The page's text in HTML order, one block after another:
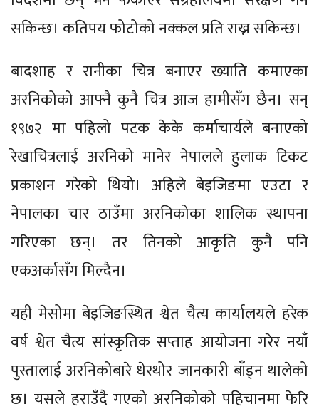
सकिन्छ। कतिपय फोटोको नक्कल प्रति राख्न सकिन्छ।
बादशाह र रानीका चित्र बनाएर ख्याति कमाएका
अरनिकोको आफ्नै कुनै चित्र आज हामीसँग छैन। सन्
१९७२ मा पहिलो पटक केके कर्माचार्यले बनाएको
रेखाचित्रलाई अरनिको मानेर नेपालले हुलाक टिकट
प्रकाशन गरेको थियो। अहिले बेइजिङमा एउटा र
नेपालका चार ठाउँमा अरनिकोका शालिक स्थापना
गरिएका छन्। तर तिनको आकृति कुनै पनि
एकअर्कासँग मिल्दैन।
यही मेसोमा बेइजिङस्थित श्वेत चैत्य कार्यालयले हरेक
वर्ष श्वेत चैत्य सांस्कृतिक सप्ताह आयोजना गरेर नयाँ
पुस्तालाई अरनिकोबारे धेरथोर जानकारी बाँड्न थालेको
छ। यसले हराउँदै गएको अरनिकोको पहिचानमा फेरि